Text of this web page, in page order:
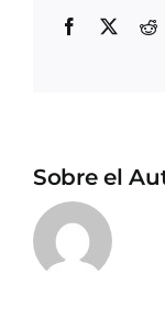
Facebook
X
Sobre el